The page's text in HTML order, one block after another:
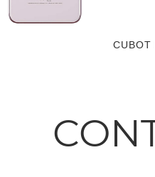
CUBOT